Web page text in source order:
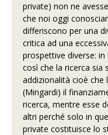
private) non ne
che noi oggi
differiscono per una
critica ad una
prospettive diverse:
così che la ricerca sia
addizionalità cioè che
(Mingardi) il
ricerca, mentre esse
altri perché solo in
private costituisce lo